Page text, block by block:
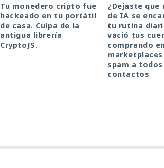
Tu monedero cripto fue
hackeado en tu portátil
de casa. Culpa de la
antigua librería
CryptoJS.
¿Dejaste que
de IA se
tu rutina
vació tus
comprando
spam a
contactos